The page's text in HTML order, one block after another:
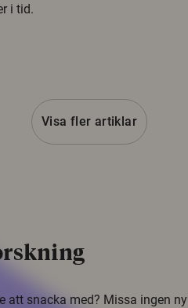
i tid.
Visa fler artiklar
att snacka med? Missa ingen ny